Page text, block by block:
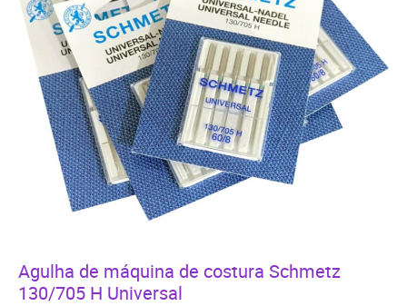
Agulha de máquina de costura Schmetz
130/705 H Universal